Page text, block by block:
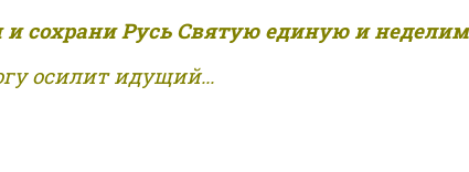
и сохрани Русь Святую единую и
осилит идущий...